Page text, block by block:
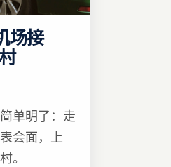
场接
单明了：走
会面，上
。